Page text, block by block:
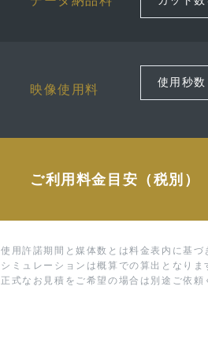
映像使用料
ご利用料金目安（税別）
使用許諾期間と媒体数とは料金表内に基づ
シミュレーションは概算での算出となりま
正式なお見積をご希望の場合は別途ご依頼